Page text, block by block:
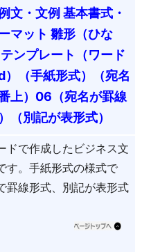
文・文例 基本書式・
マット 雛形（ひな
ンプレート（ワード
）（手紙形式）（宛名
上）06（宛名が罫線
（別記が表形式）
ドで作成したビジネス文
す。手紙形式の様式で
罫線形式、別記が表形式